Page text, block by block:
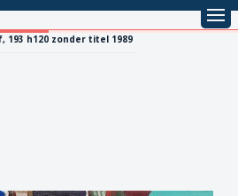
193 h120 zonder titel 1989